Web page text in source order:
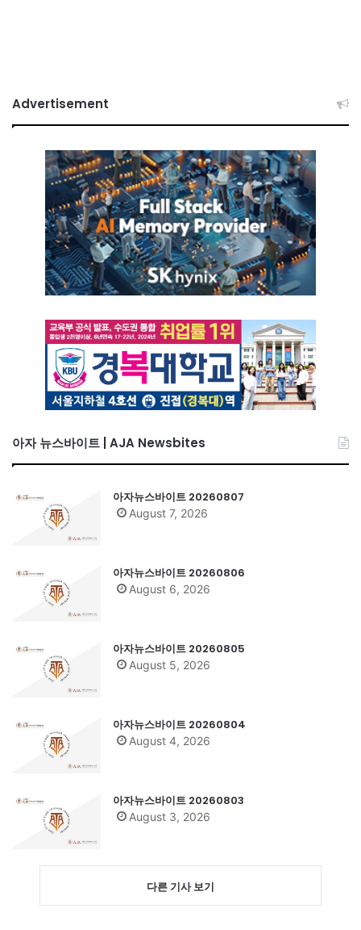
Advertisement
아자 뉴스바이트 | AJA Newsbites
아자뉴스바이트 20260807
August 7, 2026
아자뉴스바이트 20260806
August 6, 2026
아자뉴스바이트 20260805
August 5, 2026
아자뉴스바이트 20260804
August 4, 2026
아자뉴스바이트 20260803
August 3, 2026
다른 기사 보기